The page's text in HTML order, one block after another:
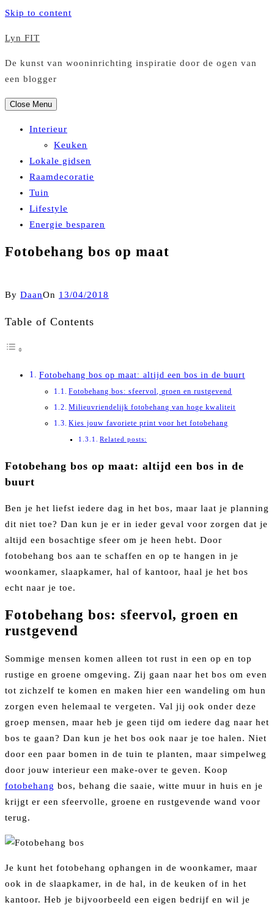
Skip to content
Lyn FIT
De kunst van wooninrichting inspiratie door de ogen van
een blogger
Close Menu
Interieur
Keuken
Lokale gidsen
Raamdecoratie
Tuin
Lifestyle
Energie besparen
Fotobehang bos op maat
By DaanOn 13/04/2018
Table of Contents
Fotobehang bos op maat: altijd een bos in de buurt
Fotobehang bos: sfeervol, groen en rustgevend
Milieuvriendelijk fotobehang van hoge kwaliteit
Kies jouw favoriete print voor het fotobehang
Related posts:
Fotobehang bos op maat: altijd een bos in de
buurt
Ben je het liefst iedere dag in het bos, maar laat je planning
dit niet toe? Dan kun je er in ieder geval voor zorgen dat je
altijd een bosachtige sfeer om je heen hebt. Door
fotobehang bos aan te schaffen en op te hangen in je
woonkamer, slaapkamer, hal of kantoor, haal je het bos
echt naar je toe.
Fotobehang bos: sfeervol, groen en
rustgevend
Sommige mensen komen alleen tot rust in een op en top
rustige en groene omgeving. Zij gaan naar het bos om even
tot zichzelf te komen en maken hier een wandeling om hun
zorgen even helemaal te vergeten. Val jij ook onder deze
groep mensen, maar heb je geen tijd om iedere dag naar het
bos te gaan? Dan kun je het bos ook naar je toe halen. Niet
door een paar bomen in de tuin te planten, maar simpelweg
door jouw interieur een make-over te geven. Koop
fotobehang bos, behang die saaie, witte muur in huis en je
krijgt er een sfeervolle, groene en rustgevende wand voor
terug.
Je kunt het fotobehang ophangen in de woonkamer, maar
ook in de slaapkamer, in de hal, in de keuken of in het
kantoor. Heb je bijvoorbeeld een eigen bedrijf en wil je